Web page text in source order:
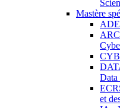
Mastère
et